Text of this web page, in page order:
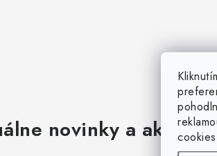
novinky a akcie